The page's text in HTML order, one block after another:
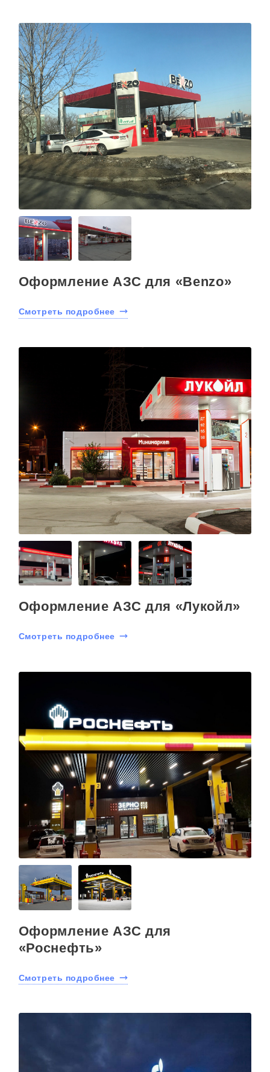
Оформление АЗС для «Benzo»
Смотреть подробнее
Оформление АЗС для «Лукойл»
Смотреть подробнее
Оформление АЗС для
«Роснефть»
Смотреть подробнее